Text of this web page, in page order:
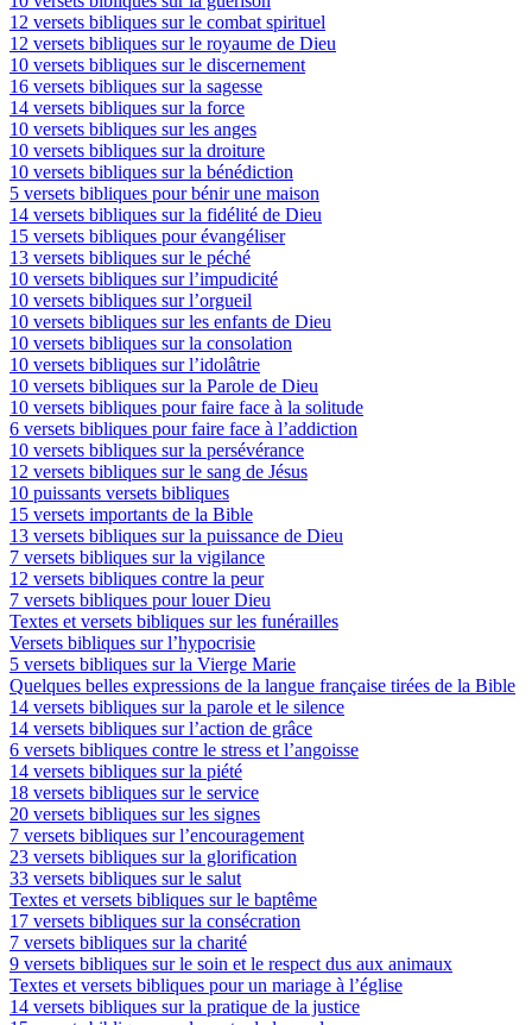
12 versets bibliques sur le combat spirituel
12 versets bibliques sur le royaume de Dieu
10 versets bibliques sur le discernement
16 versets bibliques sur la sagesse
14 versets bibliques sur la force
10 versets bibliques sur les anges
10 versets bibliques sur la droiture
10 versets bibliques sur la bénédiction
5 versets bibliques pour bénir une maison
14 versets bibliques sur la fidélité de Dieu
15 versets bibliques pour évangéliser
13 versets bibliques sur le péché
10 versets bibliques sur l’impudicité
10 versets bibliques sur l’orgueil
10 versets bibliques sur les enfants de Dieu
10 versets bibliques sur la consolation
10 versets bibliques sur l’idolâtrie
10 versets bibliques sur la Parole de Dieu
10 versets bibliques pour faire face à la solitude
6 versets bibliques pour faire face à l’addiction
10 versets bibliques sur la persévérance
12 versets bibliques sur le sang de Jésus
10 puissants versets bibliques
15 versets importants de la Bible
13 versets bibliques sur la puissance de Dieu
7 versets bibliques sur la vigilance
12 versets bibliques contre la peur
7 versets bibliques pour louer Dieu
Textes et versets bibliques sur les funérailles
Versets bibliques sur l’hypocrisie
5 versets bibliques sur la Vierge Marie
Quelques belles expressions de la langue française tirées de la Bible
14 versets bibliques sur la parole et le silence
14 versets bibliques sur l’action de grâce
6 versets bibliques contre le stress et l’angoisse
14 versets bibliques sur la piété
18 versets bibliques sur le service
20 versets bibliques sur les signes
7 versets bibliques sur l’encouragement
23 versets bibliques sur la glorification
33 versets bibliques sur le salut
Textes et versets bibliques sur le baptême
17 versets bibliques sur la consécration
7 versets bibliques sur la charité
9 versets bibliques sur le soin et le respect dus aux animaux
Textes et versets bibliques pour un mariage à l’église
14 versets bibliques sur la pratique de la justice